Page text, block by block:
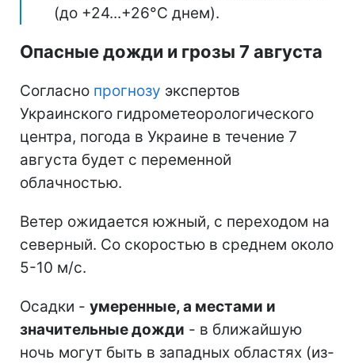
(до +24...+26°С днем).
Опасные дожди и грозы 7 августа
Согласно прогнозу экспертов
Украинского гидрометеорологического
центра, погода в Украине в течение 7
августа будет с переменной
облачностью.
Ветер ожидается южный, с переходом на
северный. Со скоростью в среднем около
5-10 м/с.
Осадки - умеренные, а местами и
значительные дожди - в ближайшую
ночь могут быть в западных областях (из-